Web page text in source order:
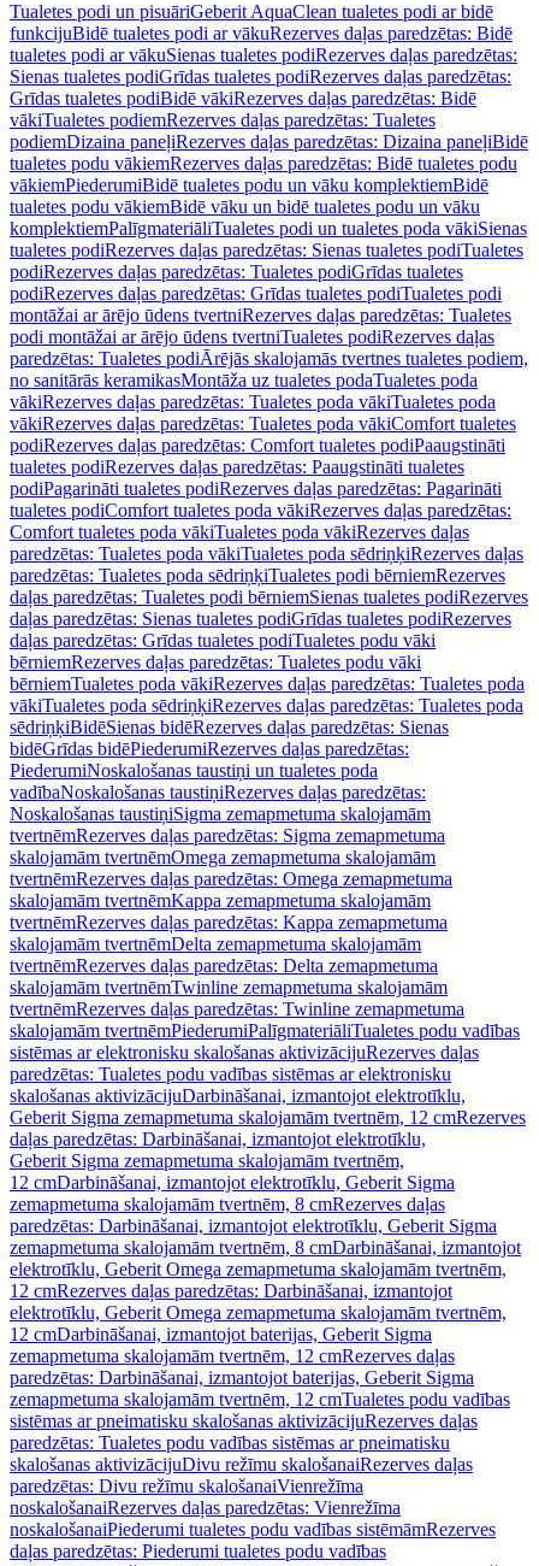
Tualetes podi un pisuāriGeberit AquaClean tualetes podi ar bidē
funkcijuBidē tualetes podi ar vākuRezerves daļas paredzētas: Bidē
tualetes podi ar vākuSienas tualetes podiRezerves daļas paredzētas:
Sienas tualetes podiGrīdas tualetes podiRezerves daļas paredzētas:
Grīdas tualetes podiBidē vākiRezerves daļas paredzētas: Bidē
vākiTualetes podiemRezerves daļas paredzētas: Tualetes
podiemDizaina paneļiRezerves daļas paredzētas: Dizaina paneļiBidē
tualetes podu vākiemRezerves daļas paredzētas: Bidē tualetes podu
vākiemPiederumiBidē tualetes podu un vāku komplektiemBidē
tualetes podu vākiemBidē vāku un bidē tualetes podu un vāku
komplektiemPalīgmateriāliTualetes podi un tualetes poda vākiSienas
tualetes podiRezerves daļas paredzētas: Sienas tualetes podiTualetes
podiRezerves daļas paredzētas: Tualetes podiGrīdas tualetes
podiRezerves daļas paredzētas: Grīdas tualetes podiTualetes podi
montāžai ar ārējo ūdens tvertniRezerves daļas paredzētas: Tualetes
podi montāžai ar ārējo ūdens tvertniTualetes podiRezerves daļas
paredzētas: Tualetes podiĀrējās skalojamās tvertnes tualetes podiem,
no sanitārās keramikasMontāža uz tualetes podaTualetes poda
vākiRezerves daļas paredzētas: Tualetes poda vākiTualetes poda
vākiRezerves daļas paredzētas: Tualetes poda vākiComfort tualetes
podiRezerves daļas paredzētas: Comfort tualetes podiPaaugstināti
tualetes podiRezerves daļas paredzētas: Paaugstināti tualetes
podiPagarināti tualetes podiRezerves daļas paredzētas: Pagarināti
tualetes podiComfort tualetes poda vākiRezerves daļas paredzētas:
Comfort tualetes poda vākiTualetes poda vākiRezerves daļas
paredzētas: Tualetes poda vākiTualetes poda sēdriņķiRezerves daļas
paredzētas: Tualetes poda sēdriņķiTualetes podi bērniemRezerves
daļas paredzētas: Tualetes podi bērniemSienas tualetes podiRezerves
daļas paredzētas: Sienas tualetes podiGrīdas tualetes podiRezerves
daļas paredzētas: Grīdas tualetes podiTualetes podu vāki
bērniemRezerves daļas paredzētas: Tualetes podu vāki
bērniemTualetes poda vākiRezerves daļas paredzētas: Tualetes poda
vākiTualetes poda sēdriņķiRezerves daļas paredzētas: Tualetes poda
sēdriņķiBidēSienas bidēRezerves daļas paredzētas: Sienas
bidēGrīdas bidēPiederumiRezerves daļas paredzētas:
PiederumiNoskalošanas taustiņi un tualetes poda
vadībaNoskalošanas taustiņiRezerves daļas paredzētas:
Noskalošanas taustiņiSigma zemapmetuma skalojamām
tvertnēmRezerves daļas paredzētas: Sigma zemapmetuma
skalojamām tvertnēmOmega zemapmetuma skalojamām
tvertnēmRezerves daļas paredzētas: Omega zemapmetuma
skalojamām tvertnēmKappa zemapmetuma skalojamām
tvertnēmRezerves daļas paredzētas: Kappa zemapmetuma
skalojamām tvertnēmDelta zemapmetuma skalojamām
tvertnēmRezerves daļas paredzētas: Delta zemapmetuma
skalojamām tvertnēmTwinline zemapmetuma skalojamām
tvertnēmRezerves daļas paredzētas: Twinline zemapmetuma
skalojamām tvertnēmPiederumiPalīgmateriāliTualetes podu vadības
sistēmas ar elektronisku skalošanas aktivizācijuRezerves daļas
paredzētas: Tualetes podu vadības sistēmas ar elektronisku
skalošanas aktivizācijuDarbināšanai, izmantojot elektrotīklu,
Geberit Sigma zemapmetuma skalojamām tvertnēm, 12 cmRezerves
daļas paredzētas: Darbināšanai, izmantojot elektrotīklu,
Geberit Sigma zemapmetuma skalojamām tvertnēm,
12 cmDarbināšanai, izmantojot elektrotīklu, Geberit Sigma
zemapmetuma skalojamām tvertnēm, 8 cmRezerves daļas
paredzētas: Darbināšanai, izmantojot elektrotīklu, Geberit Sigma
zemapmetuma skalojamām tvertnēm, 8 cmDarbināšanai, izmantojot
elektrotīklu, Geberit Omega zemapmetuma skalojamām tvertnēm,
12 cmRezerves daļas paredzētas: Darbināšanai, izmantojot
elektrotīklu, Geberit Omega zemapmetuma skalojamām tvertnēm,
12 cmDarbināšanai, izmantojot baterijas, Geberit Sigma
zemapmetuma skalojamām tvertnēm, 12 cmRezerves daļas
paredzētas: Darbināšanai, izmantojot baterijas, Geberit Sigma
zemapmetuma skalojamām tvertnēm, 12 cmTualetes podu vadības
sistēmas ar pneimatisku skalošanas aktivizācijuRezerves daļas
paredzētas: Tualetes podu vadības sistēmas ar pneimatisku
skalošanas aktivizācijuDivu režīmu skalošanaiRezerves daļas
paredzētas: Divu režīmu skalošanaiVienrežīma
noskalošanaiRezerves daļas paredzētas: Vienrežīma
noskalošanaiPiederumi tualetes podu vadības sistēmāmRezerves
daļas paredzētas: Piederumi tualetes podu vadības